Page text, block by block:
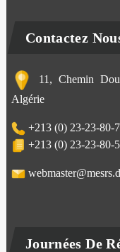
Contactez
11, Chemin
Algérie
+213 (0) 23-23-80-
+213 (0) 23-23-80-
Journées De